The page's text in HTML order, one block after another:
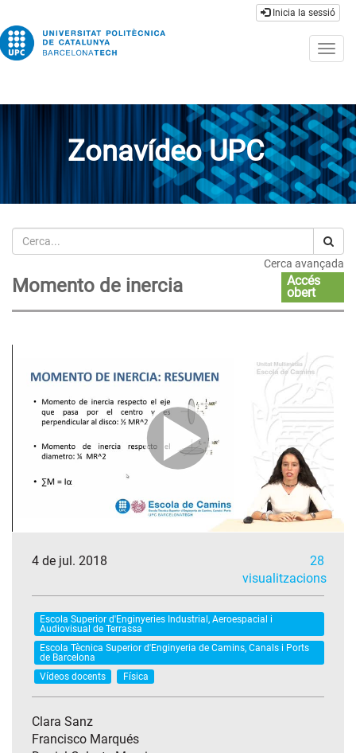
Inicia la sessió
Zonavídeo UPC
Cerca
Cerca avançada
Momento de inercia
Accés
obert
4 de jul. 2018
28
visualitzacions
Escola Superior d'Enginyeries Industrial, Aeroespacial i
Audiovisual de Terrassa
Escola Tècnica Superior d'Enginyeria de Camins, Canals i Ports
de Barcelona
Vídeos docents
Física
Clara Sanz
Francisco Marqués